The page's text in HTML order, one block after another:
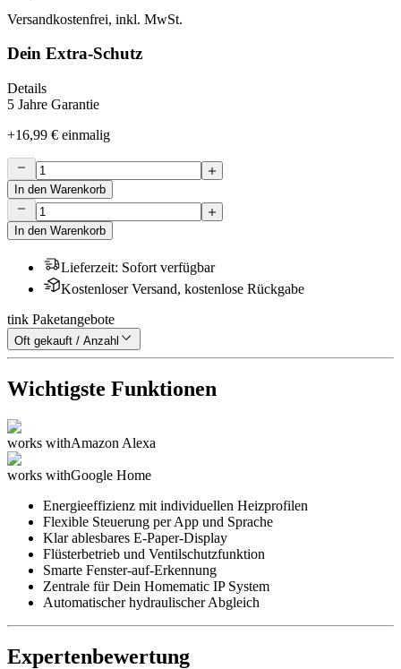
Versandkostenfrei, inkl. MwSt.
Dein Extra-Schutz
Details
5 Jahre Garantie
+16,99 € einmalig
In den Warenkorb
In den Warenkorb
Lieferzeit: Sofort verfügbar
Kostenloser Versand, kostenlose Rückgabe
tink Paketangebote
Oft gekauft / Anzahl
Wichtigste Funktionen
works withAmazon Alexa
works withGoogle Home
Energieeffizienz mit individuellen Heizprofilen
Flexible Steuerung per App und Sprache
Klar ablesbares E-Paper-Display
Flüsterbetrieb und Ventilschutzfunktion
Smarte Fenster-auf-Erkennung
Zentrale für Dein Homematic IP System
Automatischer hydraulischer Abgleich
Expertenbewertung